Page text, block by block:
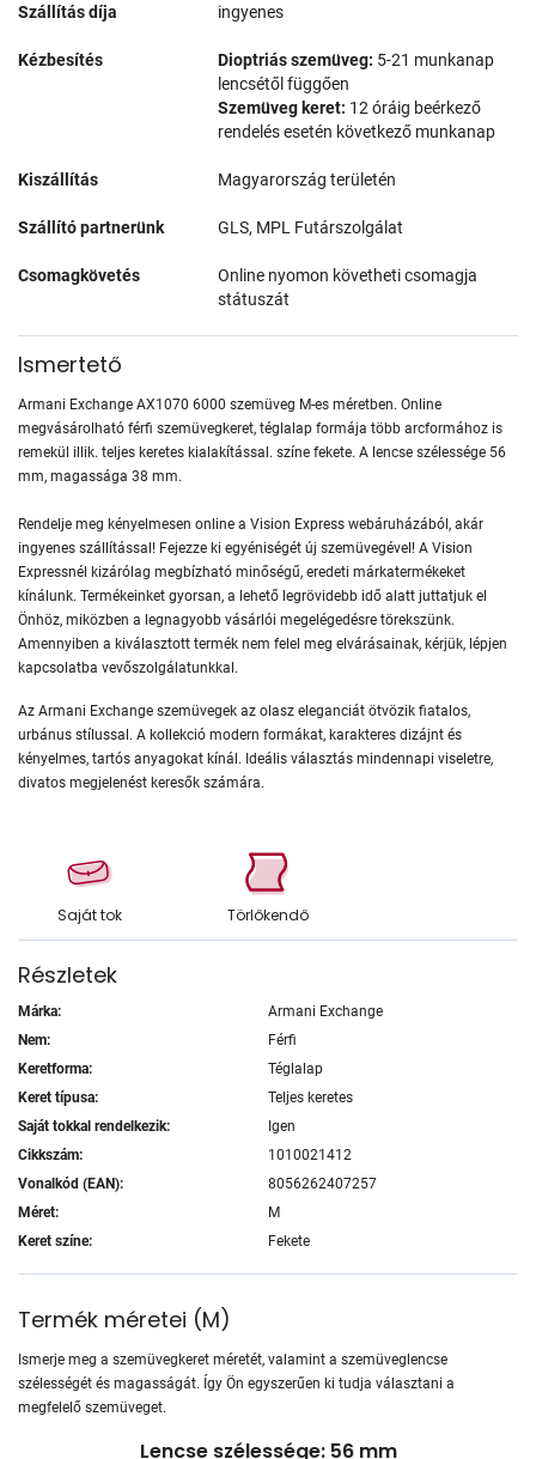
Szállítás díja ingyenes
Kézbesítés Dioptriás szemüveg: 5-21 munkanap
lencsétől függően
Szemüveg keret: 12 óráig beérkező
rendelés esetén következő munkanap
Kiszállítás Magyarország területén
Szállító partnerünk GLS, MPL Futárszolgálat
Csomagkövetés
Online nyomon követheti csomagja
státuszát
Ismertető
Armani Exchange AX1070 6000 szemüveg M-es méretben. Online
megvásárolható férfi szemüvegkeret, téglalap formája több arcformához is
remekül illik. teljes keretes kialakítással. színe fekete. A lencse szélessége 56
mm, magassága 38 mm.
Rendelje meg kényelmesen online a Vision Express webáruházából, akár
ingyenes szállítással! Fejezze ki egyéniségét új szemüvegével! A Vision
Expressnél kizárólag megbízható minőségű, eredeti márkatermékeket
kínálunk. Termékeinket gyorsan, a lehető legrövidebb idő alatt juttatjuk el
Önhöz, miközben a legnagyobb vásárlói megelégedésre törekszünk.
Amennyiben a kiválasztott termék nem felel meg elvárásainak, kérjük, lépjen
kapcsolatba vevőszolgálatunkkal.
Az Armani Exchange szemüvegek az olasz eleganciát ötvözik fiatalos,
urbánus stílussal. A kollekció modern formákat, karakteres dizájnt és
kényelmes, tartós anyagokat kínál. Ideális választás mindennapi viseletre,
divatos megjelenést keresők számára.
Saját tok Törlőkendő
Részletek
Márka:
Armani Exchange
Nem:
Férfi
Keretforma:
Téglalap
Keret típusa:
Teljes keretes
Saját tokkal rendelkezik:
Igen
Cikkszám:
1010021412
Vonalkód (EAN):
8056262407257
Méret:
M
Keret színe:
Fekete
Termék méretei (M)
Ismerje meg a szemüvegkeret méretét, valamint a szemüveglencse
szélességét és magasságát. Így Ön egyszerűen ki tudja választani a
megfelelő szemüveget.
Lencse szélessége: 56 mm